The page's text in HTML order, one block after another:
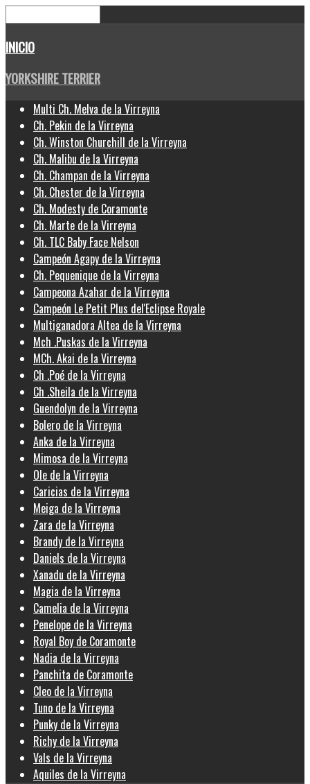
INICIO
YORKSHIRE TERRIER
Multi Ch. Melva de la Virreyna
Ch. Pekin de la Virreyna
Ch. Winston Churchill de la Virreyna
Ch. Malibu de la Virreyna
Ch. Champan de la Virreyna
Ch. Chester de la Virreyna
Ch. Modesty de Coramonte
Ch. Marte de la Virreyna
Ch. TLC Baby Face Nelson
Campeón Agapy de la Virreyna
Ch. Pequenique de la Virreyna
Campeona Azahar de la Virreyna
Campeón Le Petit Plus del'Eclipse Royale
Multiganadora Altea de la Virreyna
Mch .Puskas de la Virreyna
MCh. Akai de la Virreyna
Ch .Poé de la Virreyna
Ch .Sheila de la Virreyna
Guendolyn de la Virreyna
Bolero de la Virreyna
Anka de la Virreyna
Mimosa de la Virreyna
Ole de la Virreyna
Caricias de la Virreyna
Meiga de la Virreyna
Zara de la Virreyna
Brandy de la Virreyna
Daniels de la Virreyna
Xanadu de la Virreyna
Magia de la Virreyna
Camelia de la Virreyna
Penelope de la Virreyna
Royal Boy de Coramonte
Nadia de la Virreyna
Panchita de Coramonte
Cleo de la Virreyna
Tuno de la Virreyna
Punky de la Virreyna
Richy de la Virreyna
Vals de la Virreyna
Aquiles de la Virreyna